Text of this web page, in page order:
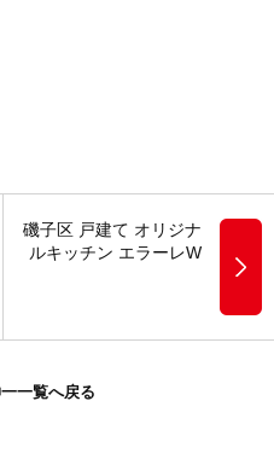
磯子区 戸建て オリジナ
ルキッチン エラーレW
一覧へ戻る